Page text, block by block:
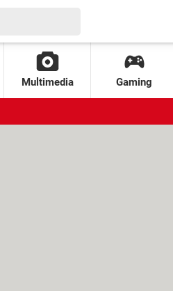
Multimedia Gaming